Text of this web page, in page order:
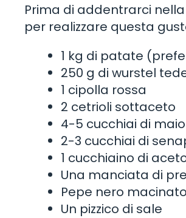
Prima di addentrarci
per realizzare questa
1 kg di patate
250 g di wurstel
1 cipolla rossa
2 cetrioli sottaceto
4-5 cucchiai di
2-3 cucchiai di
1 cucchiaino di
Una manciata di
Pepe nero
Un pizzico di sale